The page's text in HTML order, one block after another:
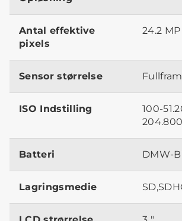
Antal effektive
pixels
24.2 MP
Sensor størrelse
ISO Indstilling
100-
Batteri DMW-
Lagringsmedie